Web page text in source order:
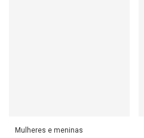
Mulheres e meninas